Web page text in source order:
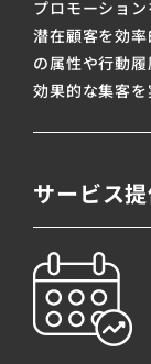
プロモーショ
潜在顧客を効
の属性や行動
効果的な集客を
サービス